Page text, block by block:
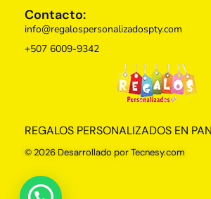
REGALOS PERSONALIZADOS EN
© 2026 Desarrollado por Tecnesy.com
Contacto:
info@regalospersonalizadospty.com
+507 6009-9342